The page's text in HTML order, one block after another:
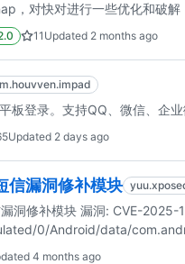
，对快对进行一些优化和破解
11 Updated 2 months ago
板登录。支持QQ、微信、企
Updated 2 days ago
信漏洞修补模块
洞修补模块 漏洞: CVE-
0/Android/data/
4 months ago